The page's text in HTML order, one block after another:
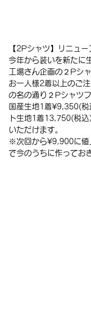
【2Pシャツ】リニュー
今年から装いを新たに
工場さん企画の２Pシ
お一人様2着以上のご
の名の通り２Pシャツフ
国産生地1着¥9,350(税
ト生地1着13,750(税込
いただけます。
※次回から¥9,900に値
で今のうちに作ってお